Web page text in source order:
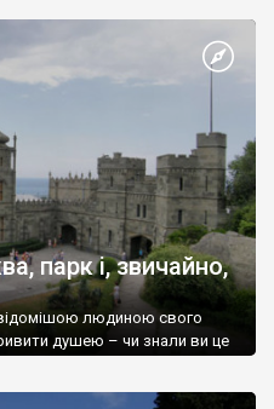
парк і, звичайно,
людиною свого
душею – чи знали ви це